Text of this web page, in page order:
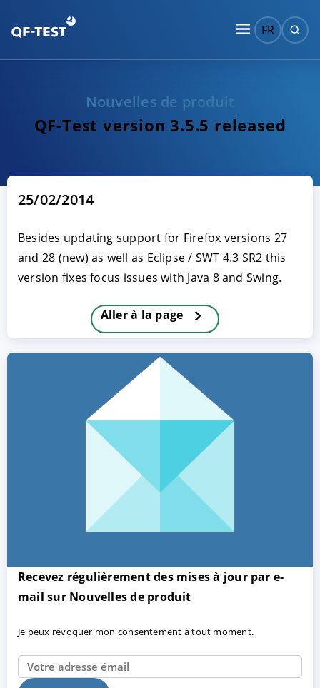
FR
Nouvelles de produit
QF-Test version 3.5.5 released
25/02/2014
Besides updating support for Firefox versions 27
and 28 (new) as well as Eclipse / SWT 4.3 SR2 this
version fixes focus issues with Java 8 and Swing.
Aller à la page
Recevez régulièrement des mises à jour par e-
mail sur Nouvelles de produit
Je peux révoquer mon consentement à tout moment.
PARAMETRER